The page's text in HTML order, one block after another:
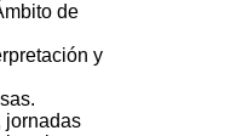
de
y
jornadas